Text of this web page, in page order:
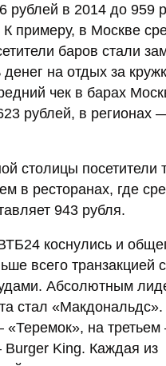
рублей в 2014 до 959
К примеру, в Москве
баров стали
на отдых за
чек в барах
рублей, в регионах
столицы посетители
в ресторанах, где
943 рубля.
коснулись и
всего транзакцией
Абсолютным
стал
«Теремок», на
King. Каждая из